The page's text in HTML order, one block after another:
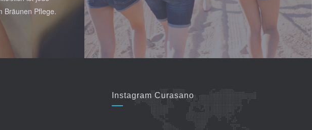
Bräunen Pflege.
Instagram Curasano